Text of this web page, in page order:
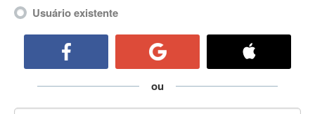
Active Directory
ActiveX Data Objects (ADO)
Usuário existente
ou